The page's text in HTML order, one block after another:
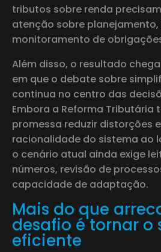
tributos sobre renda
atenção sobre
monitoramento de
Além disso, o resultado
em que o debate sobre
continua no centro das
Embora a Reforma Tributária
promessa reduzir distorções
racionalidade do sistema ao
o cenário atual ainda exige
números, revisão de
capacidade de adaptação.
Mais do que
desafio é tornar o
eficiente